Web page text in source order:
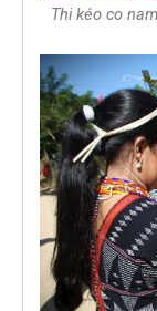
Thi kéo co